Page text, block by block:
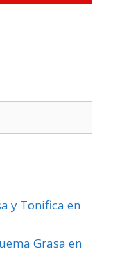
y Tonifica en
Grasa en